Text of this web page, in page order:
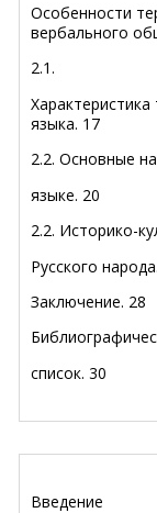
Особенности
вербального
2.1.
языка. 17
2.2. Основные
языке. 20
2.2. Историко-
Русского народа
Заключение. 28
список. 30
Введение